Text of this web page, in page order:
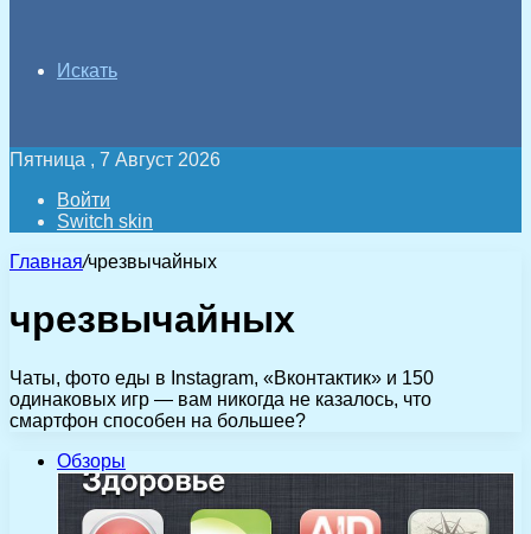
Искать
Пятница , 7 Август 2026
Войти
Switch skin
Главная/чрезвычайных
чрезвычайных
Чаты, фото еды в Instagram, «Вконтактик» и 150
одинаковых игр — вам никогда не казалось, что
смартфон способен на большее?
Обзоры